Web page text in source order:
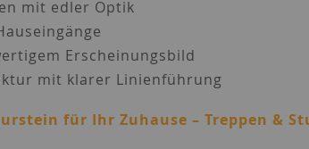
mit edler Optik
Erscheinungsbild
mit klarer Linienführung
für Ihr Zuhause – Treppen &